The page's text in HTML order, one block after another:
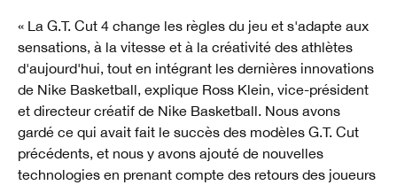
« La G.T. Cut 4 change les règles du jeu et s'adapte aux
sensations, à la vitesse et à la créativité des athlètes
d'aujourd'hui, tout en intégrant les dernières innovations
de Nike Basketball, explique Ross Klein, vice-président
et directeur créatif de Nike Basketball. Nous avons
gardé ce qui avait fait le succès des modèles G.T. Cut
précédents, et nous y avons ajouté de nouvelles
technologies en prenant compte des retours des joueurs